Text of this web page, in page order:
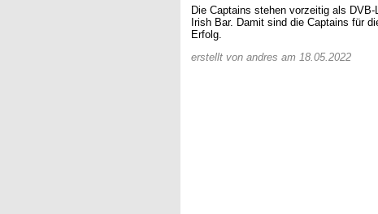
Die Captains stehen vorzeitig als
Irish Bar. Damit sind die Captains für
Erfolg.
erstellt von andres am 18.05.2022